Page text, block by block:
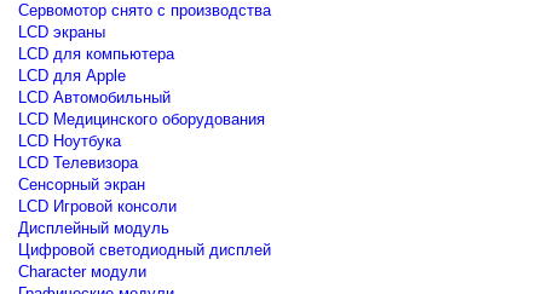
Сервомотор снято с производства
LCD экраны
LCD для компьютера
LCD для Apple
LCD Автомобильный
LCD Медицинского оборудования
LCD Ноутбука
LCD Телевизора
Сенсорный экран
LCD Игровой консоли
Дисплейный модуль
Цифровой светодиодный дисплей
Сharacter модули